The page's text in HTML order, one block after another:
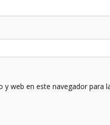
web en este navegador para